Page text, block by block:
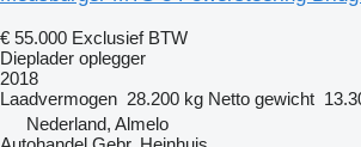
€ 55.000 Exclusief BTW
Dieplader oplegger
2018
Laadvermogen 28.200 kg Netto gewicht
Nederland, Almelo